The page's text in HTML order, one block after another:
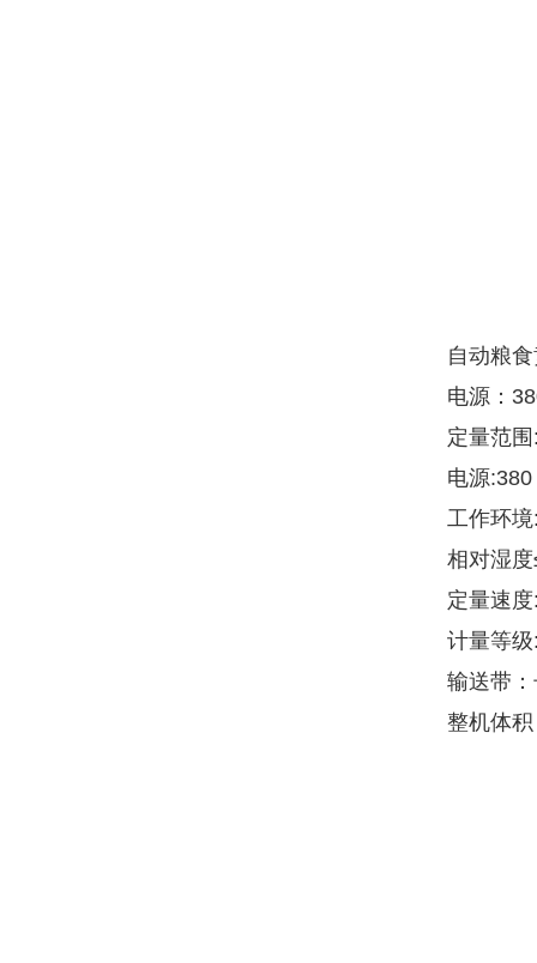
自动粮
电源：
定量范
电源
工作环
相对湿
定量速
计量等
输送带
整机体